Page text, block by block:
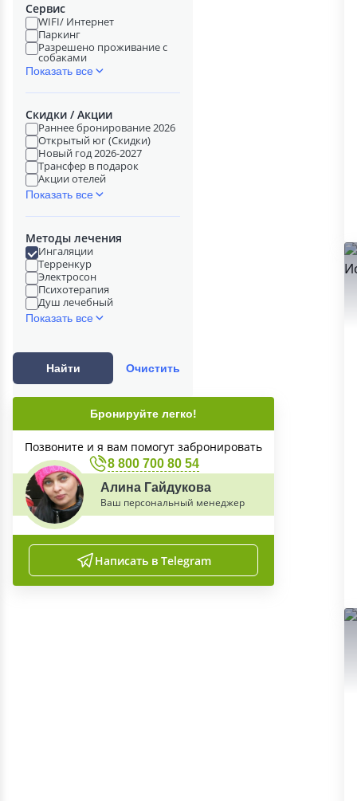
Сервис
WIFI/ Интернет
Паркинг
Разрешено проживание с
собаками
Показать все
Скидки / Акции
Раннее бронирование 2026
Открытый юг (Скидки)
Новый год 2026-2027
Трансфер в подарок
Акции отелей
Показать все
Методы лечения
Ингаляции
Терренкур
Электросон
Психотерапия
Душ лечебный
Показать все
Найти Очистить
Бронируйте легко!
Позвоните и я вам помогут забронировать
8 800 700 80 54
Алина Гайдукова
Ваш персональный менеджер
Написать в Telegram